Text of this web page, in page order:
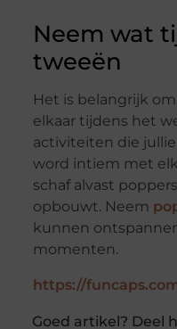
Neem wat
tweeën
Het is belangrijk
elkaar tijdens het
activiteiten die
word intiem met
schaf alvast
opbouwt. Neem
kunnen
momenten.
https://
Goed artikel? Deel